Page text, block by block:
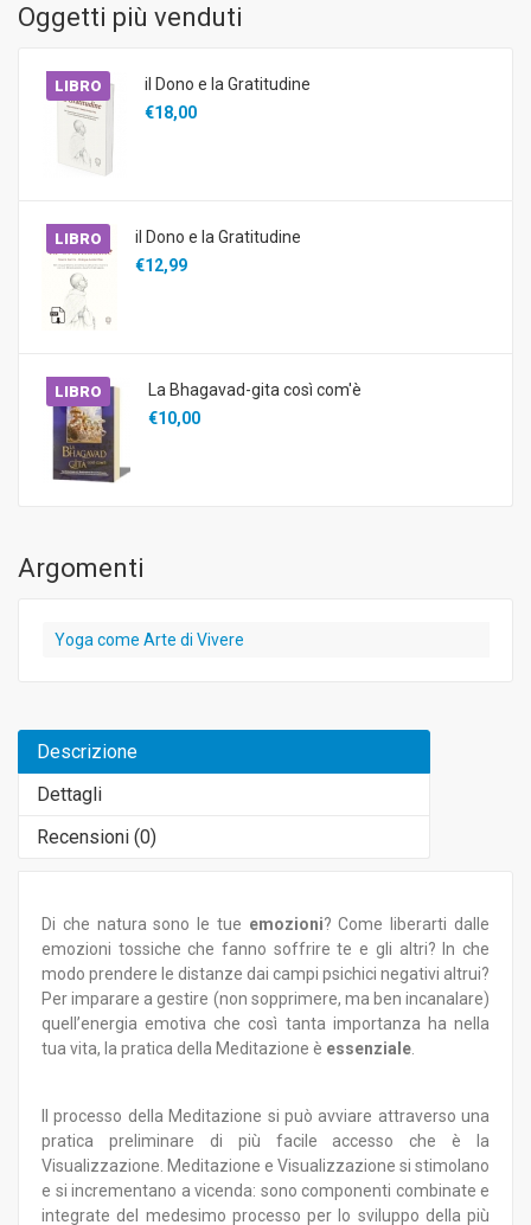
Oggetti più venduti
LIBRO
il Dono e la Gratitudine
€18,00
LIBRO
il Dono e la Gratitudine
€12,99
LIBRO
La Bhagavad-gita così com'è
€10,00
Argomenti
Yoga come Arte di Vivere
Descrizione
Dettagli
Recensioni (0)
Di che natura sono le tue emozioni? Come liberarti dalle
emozioni tossiche che fanno soffrire te e gli altri? In che
modo prendere le distanze dai campi psichici negativi altrui?
Per imparare a gestire (non sopprimere, ma ben incanalare)
quell’energia emotiva che così tanta importanza ha nella
tua vita, la pratica della Meditazione è essenziale
Il processo della Meditazione si può avviare attraverso una
pratica preliminare di più facile accesso che è la
Visualizzazione. Meditazione e Visualizzazione si stimolano
e si incrementano a vicenda: sono componenti combinate e
integrate del medesimo processo per lo sviluppo della più